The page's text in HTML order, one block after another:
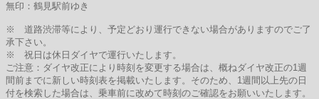
無印：鶴見駅前ゆき
※ 道路渋滞等により、予定どおり運行できない場合がありますのでご了
承下さい。
※ 祝日は休日ダイヤで運行いたします。
ご注意：ダイヤ改正により時刻を変更する場合は、概ねダイヤ改正の1週
間前までに新しい時刻表を掲載いたします。そのため、1週間以上先の日
付を検索した場合は、乗車前に改めて時刻のご確認をお願いいたします。